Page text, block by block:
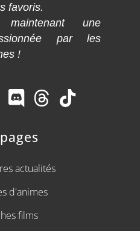
favoris.
une
par les
!
actualités
d'animes
films